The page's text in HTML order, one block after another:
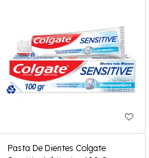
Pasta De Dientes Colgate